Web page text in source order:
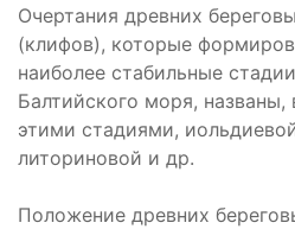
Очертания древних
(клифов), которые
наиболее стабильные
Балтийского моря, названы,
этими стадиями,
литориновой и др.
Положение древних